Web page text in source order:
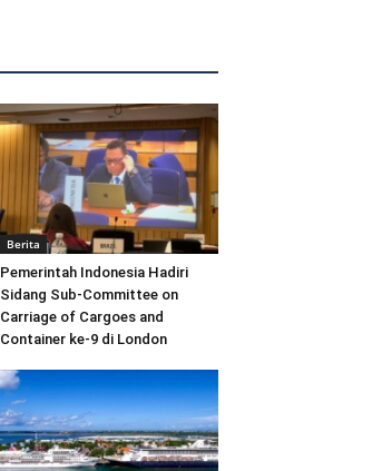
Berita
Pemerintah Indonesia Hadiri
Sidang Sub-Committee on
Carriage of Cargoes and
Container ke-9 di London